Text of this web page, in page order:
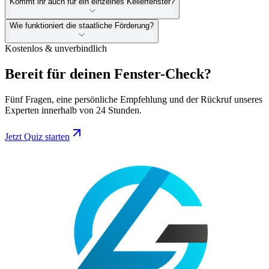
Wie funktioniert die staatliche Förderung?
Kostenlos & unverbindlich
Bereit für deinen Fenster-Check?
Fünf Fragen, eine persönliche Empfehlung und der Rückruf unseres
Experten innerhalb von 24 Stunden.
Jetzt Quiz starten